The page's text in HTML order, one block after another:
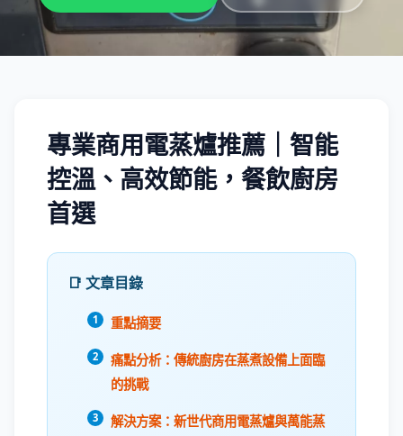
專業商用電蒸爐推薦｜智能
控溫、高效節能，餐飲廚房
首選
📑 文章目錄
重點摘要
痛點分析：傳統廚房在蒸煮設備上面臨
的挑戰
解決方案：新世代商用電蒸爐與萬能蒸